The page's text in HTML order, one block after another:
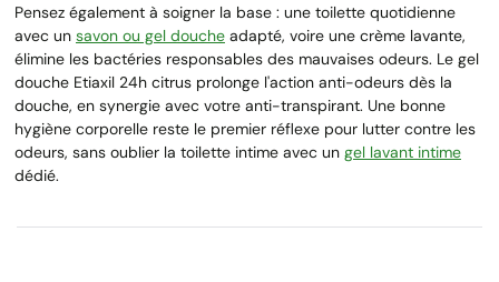
Pensez également à soigner la base : une toilette quotidienne
avec un savon ou gel douche adapté, voire une crème lavante,
élimine les bactéries responsables des mauvaises odeurs. Le gel
douche Etiaxil 24h citrus prolonge l'action anti-odeurs dès la
douche, en synergie avec votre anti-transpirant. Une bonne
hygiène corporelle reste le premier réflexe pour lutter contre les
odeurs, sans oublier la toilette intime avec un gel lavant intime
dédié.